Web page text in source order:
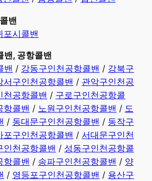
밴
포시콜밴
밴, 공항콜밴
밴 / 강동구인천공항콜밴 / 강북구
서구인천공항콜밴 / 관악구인천공
천공항콜밴 / 구로구인천공항콜
항콜밴 / 노원구인천공항콜밴 / 도
/ 동대문구인천공항콜밴 / 동작구
포구인천공항콜밴 / 서대문구인천
인천공항콜밴 / 성동구인천공항콜
항콜밴 / 송파구인천공항콜밴 / 양
/ 영등포구인천공항콜밴 / 용산구